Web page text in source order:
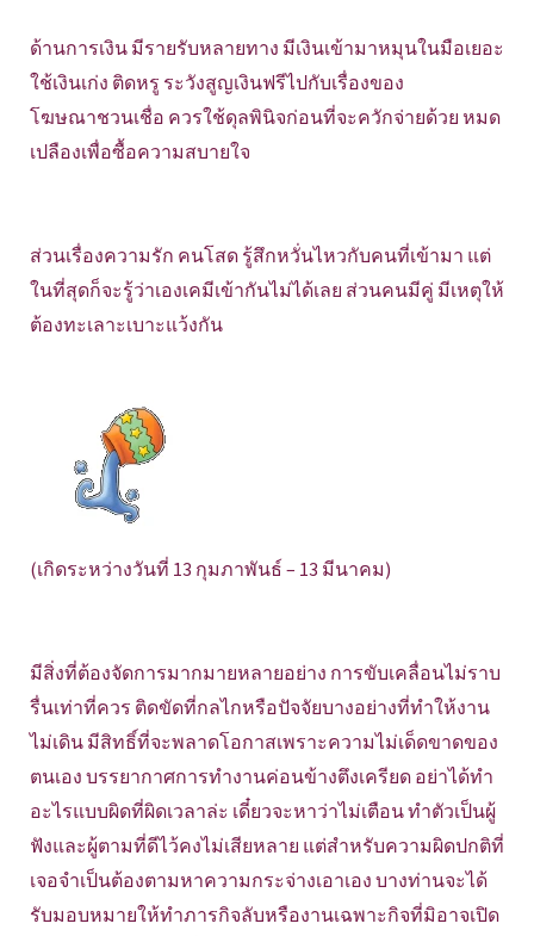
ด้านการเงิน มีรายรับหลายทาง มีเงินเข้ามาหมุนในมือเยอะ
ใช้เงินเก่ง ติดหรู ระวังสูญเงินฟรีไปกับเรื่องของ
โฆษณาชวนเชื่อ ควรใช้ดุลพินิจก่อนที่จะควักจ่ายด้วย หมด
เปลืองเพื่อซื้อความสบายใจ
ส่วนเรื่องความรัก คนโสด รู้สึกหวั่นไหวกับคนที่เข้ามา แต่
ในที่สุดก็จะรู้ว่าเองเคมีเข้ากันไม่ได้เลย ส่วนคนมีคู่ มีเหตุให้
ต้องทะเลาะเบาะแว้งกัน
(เกิดระหว่างวันที่ 13 กุมภาพันธ์ – 13 มีนาคม)
มีสิ่งที่ต้องจัดการมากมายหลายอย่าง การขับเคลื่อนไม่ราบ
รื่นเท่าที่ควร ติดขัดที่กลไกหรือปัจจัยบางอย่างที่ทำให้งาน
ไม่เดิน มีสิทธิ์ที่จะพลาดโอกาสเพราะความไม่เด็ดขาดของ
ตนเอง บรรยากาศการทำงานค่อนข้างตึงเครียด อย่าได้ทำ
อะไรแบบผิดที่ผิดเวลาล่ะ เดี๋ยวจะหาว่าไม่เตือน ทำตัวเป็นผู้
ฟังและผู้ตามที่ดีไว้คงไม่เสียหลาย แต่สำหรับความผิดปกติที่
เจอจำเป็นต้องตามหาความกระจ่างเอาเอง บางท่านจะได้
รับมอบหมายให้ทำภารกิจลับหรืองานเฉพาะกิจที่มิอาจเปิด